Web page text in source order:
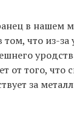
в нашем
что из-за
от того, что
за